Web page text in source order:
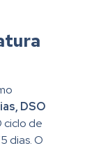
DSO
ciclo de
dias. O